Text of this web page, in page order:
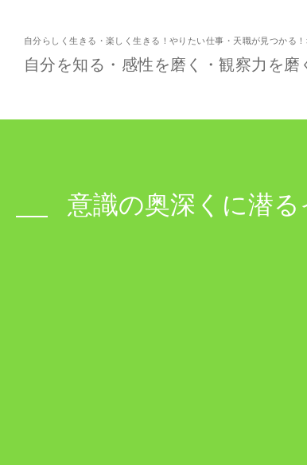
自分らしく生きる・楽しく生きる！やりたい仕事・天職が見つか
自分を知る・感性を磨く・観察力を
意識の奥深くに潜